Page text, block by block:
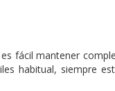
fácil mantener
habitual, siempre